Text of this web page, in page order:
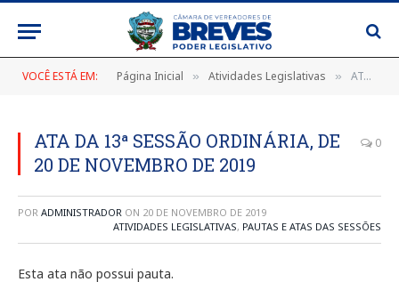
VOCÊ ESTÁ EM: Página Inicial » Atividades Legislativas » ATA DA 13ª SESSÃO ORDINÁRIA, DE 20 DE NOVEMBRO DE 2019
ATA DA 13ª SESSÃO ORDINÁRIA, DE
20 DE NOVEMBRO DE 2019
0
POR ADMINISTRADOR ON 20 DE NOVEMBRO DE 2019
ATIVIDADES LEGISLATIVAS, PAUTAS E ATAS DAS SESSÕES
Esta ata não possui pauta.